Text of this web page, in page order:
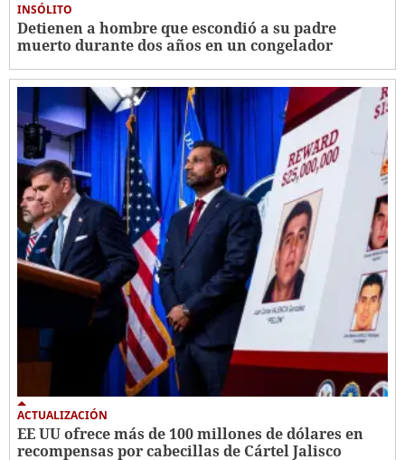
INSÓLITO
Detienen a hombre que escondió a su padre
muerto durante dos años en un congelador
ACTUALIZACIÓN
EE UU ofrece más de 100 millones de dólares en
recompensas por cabecillas de Cártel Jalisco